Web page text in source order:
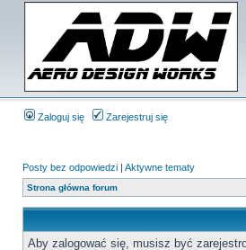
Zaloguj się Zarejestruj się
Posty bez odpowiedzi | Aktywne tematy
Strona główna forum
Aby zalogować się, musisz być